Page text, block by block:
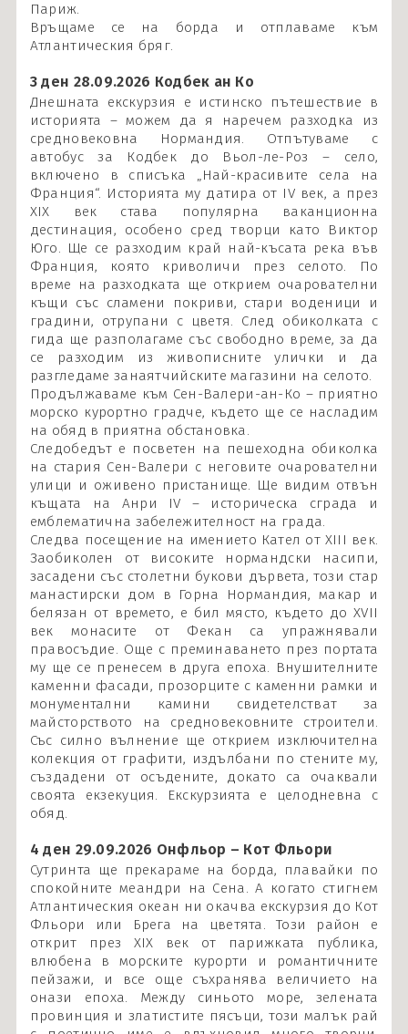
Париж.
Връщаме се на борда и отплаваме към
Атлантическия бряг.
3 ден 28.09.2026 Кодбек ан Ко
Днешната екскурзия е истинско пътешествие в
историята – можем да я наречем разходка из
средновековна Нормандия. Отпътуваме с
автобус за Кодбек до Вьол-ле-Роз – село,
включено в списъка „Най-красивите села на
Франция“. Историята му датира от IV век, а през
XIX век става популярна ваканционна
дестинация, особено сред творци като Виктор
Юго. Ще се разходим край най-късата река във
Франция, която криволичи през селото. По
време на разходката ще открием очарователни
къщи със сламени покриви, стари воденици и
градини, отрупани с цветя. След обиколката с
гида ще разполагаме със свободно време, за да
се разходим из живописните улички и да
разгледаме занаятчийските магазини на селото.
Продължаваме към Сен-Валери-ан-Ко – приятно
морско курортно градче, където ще се насладим
на обяд в приятна обстановка.
Следобедът е посветен на пешеходна обиколка
на стария Сен-Валери с неговите очарователни
улици и оживено пристанище. Ще видим отвън
къщата на Анри IV – историческа сграда и
емблематична забележителност на града.
Следва посещение на имението Кател от XIII век.
Заобиколен от високите нормандски насипи,
засадени със столетни букови дървета, този стар
манастирски дом в Горна Нормандия, макар и
белязан от времето, е бил място, където до XVII
век монасите от Фекан са упражнявали
правосъдие. Още с преминаването през портата
му ще се пренесем в друга епоха. Внушителните
каменни фасади, прозорците с каменни рамки и
монументални камини свидетелстват за
майсторството на средновековните строители.
Със силно вълнение ще открием изключителна
колекция от графити, издълбани по стените му,
създадени от осъдените, докато са очаквали
своята екзекуция. Екскурзията е целодневна с
обяд.
4 ден 29.09.2026 Онфльор – Кот Фльори
Сутринта ще прекараме на борда, плавайки по
спокойните меандри на Сена. А когато стигнем
Атлантическия океан ни окачва екскурзия до Кот
Фльори или Брега на цветята. Този район е
открит през XIX век от парижката публика,
влюбена в морските курорти и романтичните
пейзажи, и все още съхранява величието на
онази епоха. Между синьото море, зелената
провинция и златистите пясъци, този малък рай